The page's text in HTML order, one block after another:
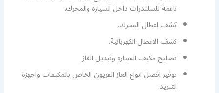
ناعمة للسلندرات داخل السيارة والمحرك.
كشف اعطال المحرك.
كشف الاعطال الكهربائية.
تصليح مكيف السيارة وتبديل الغاز
توفير افضل انواع الغاز الفريون الخاص بالمكيفات واجهزة
التبريد.